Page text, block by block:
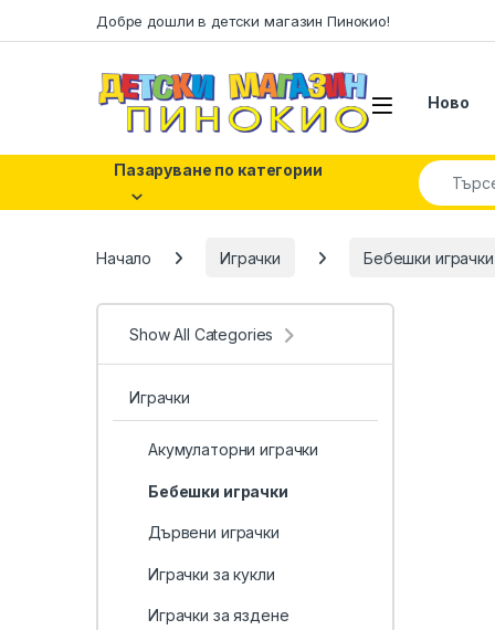
Добре дошли в детски магазин Пинокио!
Ново
Пазаруване по категории Search for:
Начало Играчки Бебешки играчки
Show All Categories
Играчки
Акумулаторни играчки
Бебешки играчки
Дървени играчки
Играчки за кукли
Играчки за яздене